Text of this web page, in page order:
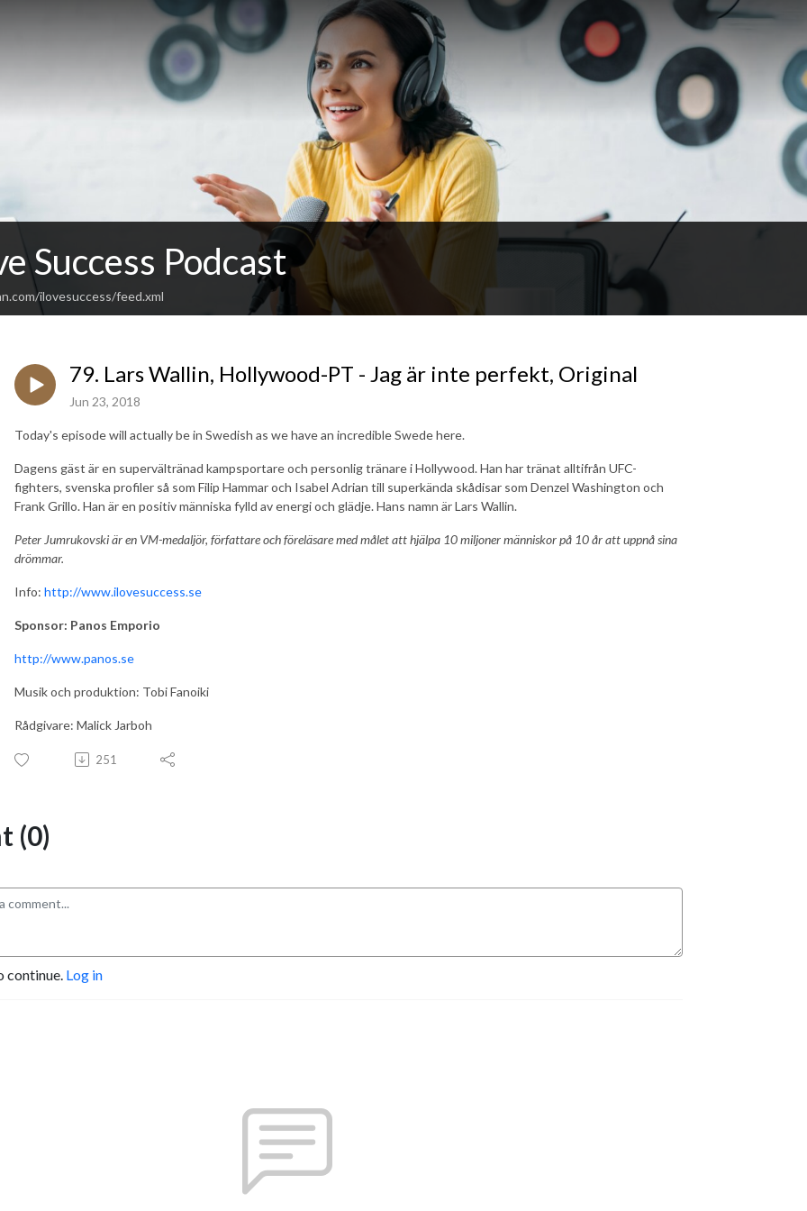
Success Podcast
ilovesuccess/feed.xml
79. Lars Wallin, Hollywood-PT - Jag är inte perfekt, Original
Jun 23, 2018
Today's episode will actually be in Swedish as we have an incredible Swede here.
Dagens gäst är en supervältränad kampsportare och personlig tränare i Hollywood. Han har tränat alltifrån UFC-
fighters, svenska profiler så som Filip Hammar och Isabel Adrian till superkända skådisar som Denzel Washington och
Frank Grillo. Han är en positiv människa fylld av energi och glädje. Hans namn är Lars Wallin.
Peter Jumrukovski är en VM-medaljör, författare och föreläsare med målet att hjälpa 10 miljoner människor på 10 år att uppnå sina
drömmar.
Info: http://www.ilovesuccess.se
Sponsor: Panos Emporio
http://www.panos.se
Musik och produktion: Tobi Fanoiki
Rådgivare: Malick Jarboh
251
(0)
continue. Log in